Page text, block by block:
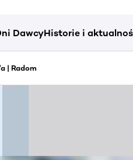
DawcyHistorie i
| Radom